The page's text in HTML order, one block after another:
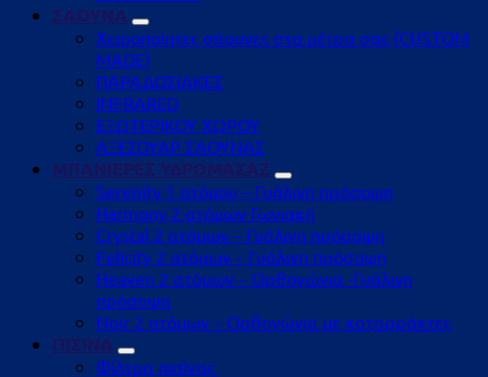
ΣΑΟΥΝΑ
Χειροποίητες σάουνες στα μέτρα σας (CUSTOM
MADE)
ΠΑΡΑΔΟΣΙΑΚΕΣ
INFRARED
ΕΞΩΤΕΡΙΚΟΥ ΧΩΡΟΥ
ΑΞΕΣΟΥΑΡ ΣΑΟΥΝΑΣ
ΜΠΑΝΙΕΡΕΣ ΥΔΡΟΜΑΣΑΖ
Serenity 1 ατόμου – Γυάλινη πρόσοψη
Harmony 2 ατόμων Γωνιακή
Crystal 2 ατόμων – Γυάλινη πρόσοψη
Felicity 2 ατόμων – Γυάλινη πρόσοψη
Heaven 2 ατόμων – Ορθογώνια -Γυάλινη
πρόσοψη
Noir 2 ατόμων – Ορθογώνια με καταρράκτες
ΠΙΣΙΝΑ
Φίλτρα πισίνας